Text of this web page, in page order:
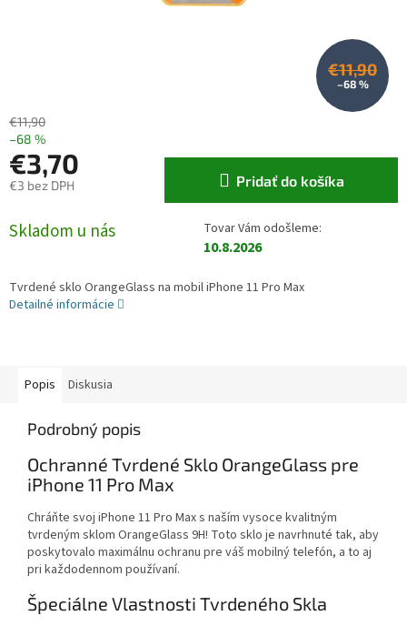
€11,90
–68 %
€11,90
–68 %
€3,70
€3 bez DPH
Skladom u nás
10.8.2026
Pridať do košíka
Tvrdené sklo OrangeGlass na mobil iPhone 11 Pro Max
Detailné informácie
Popis Diskusia
Podrobný popis
Ochranné Tvrdené Sklo OrangeGlass pre
iPhone 11 Pro Max
Chráňte svoj iPhone 11 Pro Max s naším vysoce kvalitným
tvrdeným sklom OrangeGlass 9H! Toto sklo je navrhnuté tak, aby
poskytovalo maximálnu ochranu pre váš mobilný telefón, a to aj
pri každodennom používaní.
Špeciálne Vlastnosti Tvrdeného Skla